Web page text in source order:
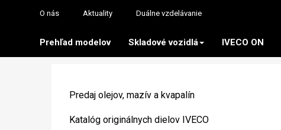
O nás Aktuality Duálne vzdelávanie
Prehľad modelov Skladové vozidlá IVECO ON
Predaj olejov, mazív a kvapalín
Katalóg originálnych dielov IVECO